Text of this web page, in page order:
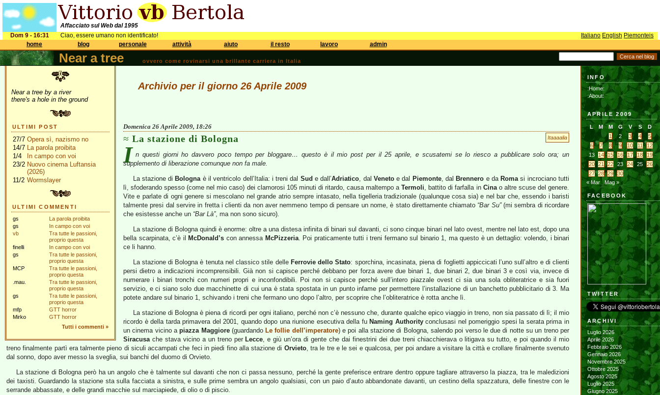
Affacciato sul Web dal 1995
Dom 9 - 16:31
Ciao, essere umano non identificato! Italiano English Piemonteis
home
blog personale attività aiuto il resto lavoro admin
Near a tree ovvero come rovinarsi una brillante carriera in Italia
Near a tree by a river
there's a hole in the ground
ULTIMI POST
27/7 Opera sì, nazismo no
14/7 La parola proibita
1/4
In campo con voi
23/2 Nuovo cinema Luftansia
(2026)
11/2 Wormslayer
ULTIMI COMMENTI
gs
La parola proibita
gs
In campo con voi
vb
Tra tutte le passioni,
proprio questa
finelli
In campo con voi
gs
Tra tutte le passioni,
proprio questa
MCP
Tra tutte le passioni,
proprio questa
.mau.
Tra tutte le passioni,
proprio questa
gs
Tra tutte le passioni,
proprio questa
mfp
GTT horror
Mirko
GTT horror
Tutti i commenti »
Archivio per il giorno 26 Aprile 2009
Domenica 26 Aprile 2009, 18:26
Itaaaalia
La stazione di Bologna
I n questi giorni ho davvero poco tempo per bloggare… questo è il mio post per il 25 aprile, e scusatemi se lo riesco a pubblicare solo ora; un
supplemento di liberazione comunque non fa male.
La stazione di Bolognaè il ventricolo dell’Italia: i treni dal Sud e dall’Adriatico, dal Venetoe dal Piemonte, dal Brennero e da Romasi incrociano tutti
lì, sfoderando spesso (come nel mio caso) dei clamorosi 105 minuti di ritardo, causa maltempo aTermoli, battito di farfalla in Cinao altre scuse del genere.
Vite e parlate di ogni genere si mescolano nel grande atrio sempre intasato, nella tigelleria tradizionale (qualunque cosa sia) e nel bar che, essendo i baristi
talmente presi dal servire in fretta i clienti da non aver nemmeno tempo di pensare un nome, è stato direttamente chiamato “Bar Su”(mi sembra di ricordare
che esistesse anche un “Bar Là”, ma non sono sicuro).
La stazione di Bologna quindi è enorme: oltre a una distesa infinita di binari sul davanti, ci sono cinque binari nel lato ovest, mentre nel lato est, dopo una
bella scarpinata, c’è il
McDonald’s con annessa McPizzeria. Poi praticamente tutti i treni fermano sul binario 1, ma questo è un dettaglio: volendo, i binari
ce li hanno.
La stazione di Bologna è tenuta nel classico stile delle Ferrovie dello Stato: sporchina, incasinata, piena di foglietti appiccicati l’uno sull’altro e di clienti
persi dietro a indicazioni incomprensibili. Già non si capisce perché debbano per forza avere due binari 1, due binari 2, due binari 3 e così via, invece di
numerare i binari tronchi con numeri propri e inconfondibili. Poi non si capisce perché sull’intero piazzale ovest ci sia una sola obliteratrice e sia fuori
servizio, e ci siano solo due macchinette di cui una è stata spostata in un punto infame per permettere l’installazione di un banchetto pubblicitario di 3. Ma
potete andare sul binario 1, schivando i treni che fermano uno dopo l’altro, per scoprire che l’obliteratrice è rotta anche lì.
La stazione di Bologna è piena di ricordi per ogni italiano, perché non c’è nessuno che, durante qualche epico viaggio in treno, non sia passato di lì; il mio
ricordo è della tarda primavera del 2001, quando dopo una riunione esecutiva della fu Naming Authorityconclusasi nel pomeriggio spesi la serata prima in
un cinema vicino apiazza Maggiore(guardando Le follie dell’imperatore) e poi alla stazione di Bologna, salendo poi verso le due di notte su un treno per
Siracusache stava vicino a un treno per Lecce, e giù un’ora di gente che dai finestrini dei due treni chiacchierava o litigava su tutto, e poi quando il mio
treno finalmente partì era talmente pieno di siculi accampati che feci in piedi fino alla stazione di Orvieto, tra le tre e le sei e qualcosa, per poi andare a visitare la città e crollare finalmente svenuto
dal sonno, dopo aver messo la sveglia, sui banchi del duomo di Orvieto.
La stazione di Bologna però ha un angolo che è talmente sul davanti che non ci passa nessuno, perché la gente preferisce entrare dentro oppure tagliare attraverso la piazza, tra le maledizioni
dei taxisti. Guardando la stazione sta sulla facciata a sinistra, e sulle prime sembra un angolo qualsiasi, con un paio d’auto abbandonate davanti, un cestino della spazzatura, delle finestre con le
serrande abbassate, e delle grandi macchie sul marciapiede, di olio o di piscio.
INFO
:Home:
:About:
APRILE 2009
L M M G V S
D
1
2 3 4
5
6
7 8 9 10 11
12
13
14 15 16 17 18
19
20
21 22 23 24 25
26
27
28 29
30
« Mar
Mag »
FACEBOOK
TWITTER
ARCHIVI
Luglio 2026
Aprile 2026
Febbraio 2026
Gennaio 2026
Novembre 2025
Ottobre 2025
Agosto 2025
Luglio 2025
Giugno 2025